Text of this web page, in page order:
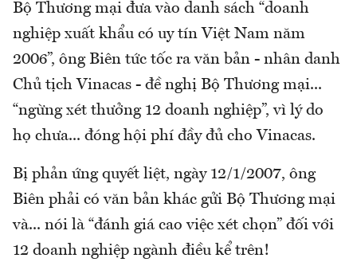
Bộ Thương mại đưa vào danh sách “doanh
nghiệp xuất khẩu có uy tín Việt Nam năm
2006”, ông Biên tức tốc ra văn bản - nhân danh
Chủ tịch Vinacas - đề nghị Bộ Thương mại...
“ngừng xét thưởng 12 doanh nghiệp”, vì lý do
họ chưa... đóng hội phí đầy đủ cho Vinacas.
Bị phản ứng quyết liệt, ngày 12/1/2007, ông
Biên phải có văn bản khác gửi Bộ Thương mại
và... nói là “đánh giá cao việc xét chọn” đối với
12 doanh nghiệp ngành điều kể trên!